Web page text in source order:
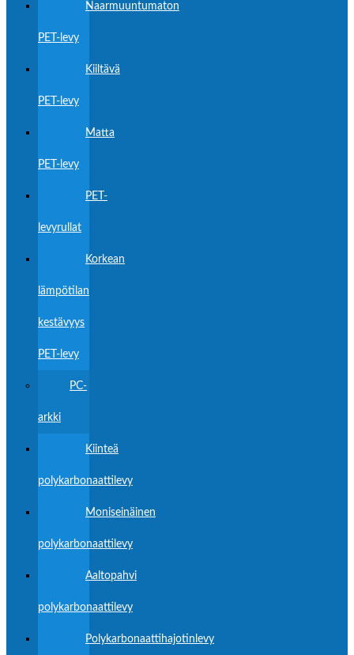
Naarmuuntumaton
PET-levy
Kiiltävä
PET-levy
Matta
PET-levy
PET-
levyrullat
Korkean
lämpötilan
kestävyys
PET-levy
PC-
arkki
Kiinteä
polykarbonaattilevy
Moniseinäinen
polykarbonaattilevy
Aaltopahvi
polykarbonaattilevy
Polykarbonaattihajotinlevy